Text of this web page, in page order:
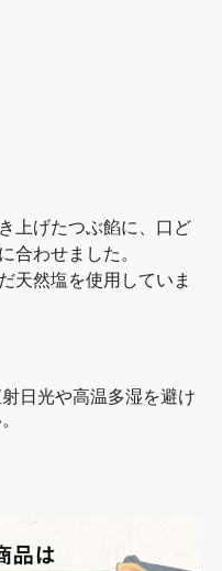
上げたつぶ餡に、口ど
合わせました。
天然塩を使用していま
日光や高温多湿を避け